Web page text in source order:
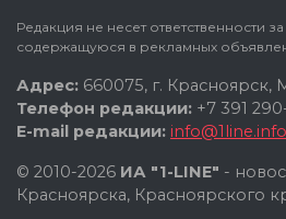
Редакция не несет ответственности
содержащуюся в рекламных
Адрес: 660075, г. Красноярск,
Телефон редакции: +7 391
E-mail редакции: info@1line.info
© 2010-2026 ИА "1-LINE" -
Красноярска, Красноярского